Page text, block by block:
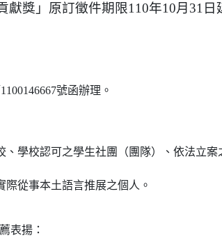
獎」原訂徵件期限110年10月31日
號函辦理。
學校認可之學生社團（團隊）、依法立案
從事本土語言推展之個人。
表揚：